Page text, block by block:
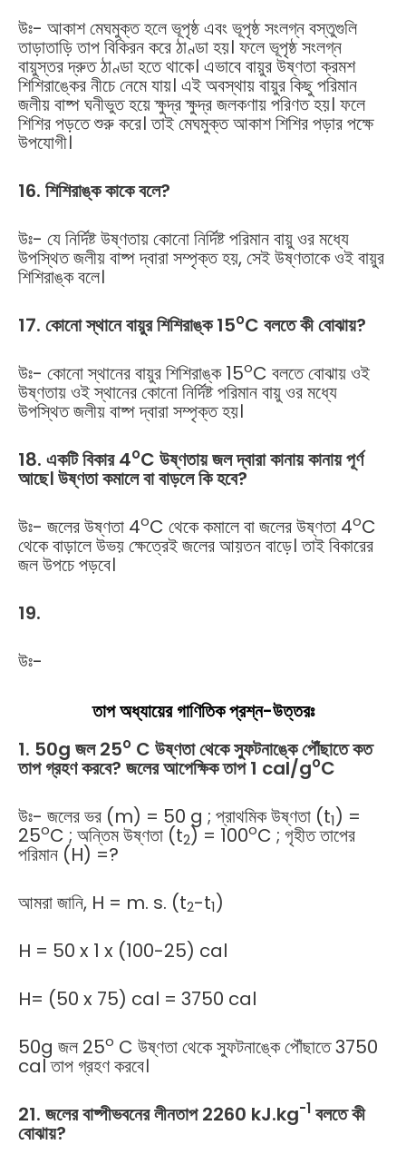
উঃ- আকাশ মেঘমুক্ত হলে ভূপৃষ্ঠ এবং ভূপৃষ্ঠ সংলগ্ন বস্তুগুলি
তাড়াতাড়ি তাপ বিকিরন করে ঠাণ্ডা হয়। ফলে ভূপৃষ্ঠ সংলগ্ন
বায়ুস্তর দ্রুত ঠাণ্ডা হতে থাকে। এভাবে বায়ুর উষ্ণতা ক্রমশ
শিশিরাঙ্কের নীচে নেমে যায়। এই অবস্থায় বায়ুর কিছু পরিমান
জলীয় বাষ্প ঘনীভুত হয়ে ক্ষুদ্র ক্ষুদ্র জলকণায় পরিণত হয়। ফলে
শিশির পড়তে শুরু করে। তাই মেঘমুক্ত আকাশ শিশির পড়ার পক্ষে
উপযোগী।
16. শিশিরাঙ্ক কাকে বলে?
উঃ- যে নির্দিষ্ট উষ্ণতায় কোনো নির্দিষ্ট পরিমান বায়ু ওর মধ্যে
উপস্থিত জলীয় বাষ্প দ্বারা সম্পৃক্ত হয়, সেই উষ্ণতাকে ওই বায়ুর
শিশিরাঙ্ক বলে।
17. কোনো স্থানে বায়ুর শিশিরাঙ্ক 15oC বলতে কী বোঝায়?
উঃ- কোনো স্থানের বায়ুর শিশিরাঙ্ক 15oC বলতে বোঝায় ওই
উষ্ণতায় ওই স্থানের কোনো নির্দিষ্ট পরিমান বায়ু ওর মধ্যে
উপস্থিত জলীয় বাষ্প দ্বারা সম্পৃক্ত হয়।
18. একটি বিকার 4oC উষ্ণতায় জল দ্বারা কানায় কানায় পূর্ণ
আছে। উষ্ণতা কমালে বা বাড়লে কি হবে?
উঃ- জলের উষ্ণতা 4oC থেকে কমালে বা জলের উষ্ণতা 4oC
থেকে বাড়ালে উভয় ক্ষেত্রেই জলের আয়তন বাড়ে। তাই বিকারের
জল উপচে পড়বে।
19.
উঃ-
তাপ অধ্যায়ের গাণিতিক প্রশ্ন-উত্তরঃ
1. 50g জল 25o C উষ্ণতা থেকে স্ফুটনাঙ্কে পৌঁছাতে কত
তাপ গ্রহণ করবে? জলের আপেক্ষিক তাপ 1 cal/goC
উঃ- জলের ভর (m) = 50 g ; প্রাথমিক উষ্ণতা (t1) =
25oC ; অন্তিম উষ্ণতা (t2) = 100oC ; গৃহীত তাপের
পরিমান (H) =?
আমরা জানি, H = m. s. (t2-t1)
H = 50 x 1 x (100-25) cal
H= (50 x 75) cal = 3750 cal
50g জল 25o C উষ্ণতা থেকে স্ফুটনাঙ্কে পৌঁছাতে 3750
cal তাপ গ্রহণ করবে।
21. জলের বাষ্পীভবনের লীনতাপ 2260 kJ.kg-1 বলতে কী
বোঝায়?